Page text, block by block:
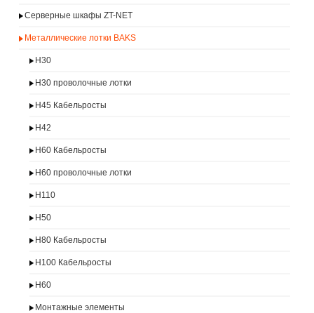
Серверные шкафы ZT-NET
Металлические лотки BAKS
H30
H30 проволочные лотки
H45 Кабельросты
H42
H60 Кабельросты
H60 проволочные лотки
H110
H50
H80 Кабельросты
H100 Кабельросты
H60
Монтажные элементы